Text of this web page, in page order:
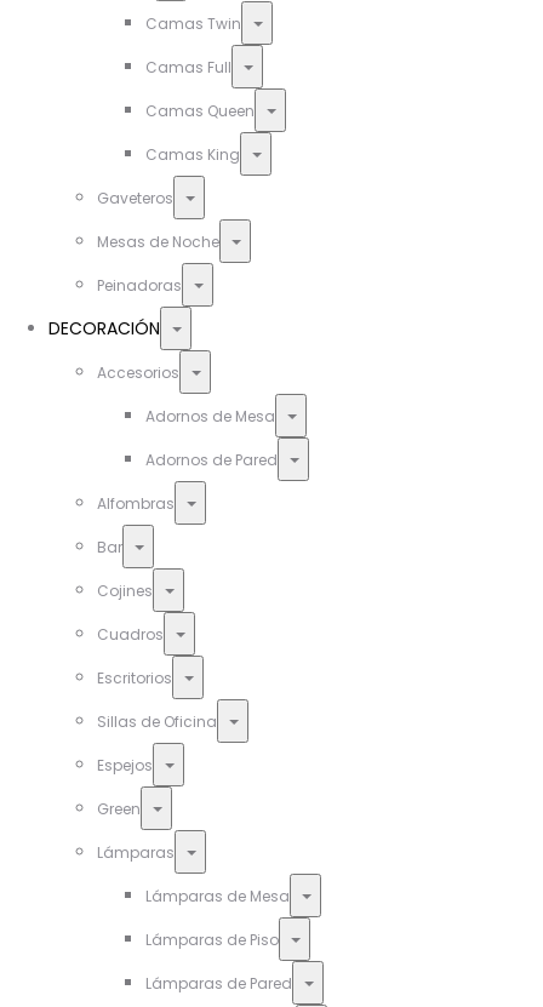
Camas Twin Toggle
Camas Full Toggle
Camas Queen Toggle
Camas King Toggle
Gaveteros Toggle
Mesas de Noche Toggle
Peinadoras
Toggle
DECORACIÓN
Toggle
Accesorios Toggle
Adornos de Mesa Toggle
Adornos de Pared Toggle
Alfombras Toggle
Bar Toggle
Cojines Toggle
Cuadros Toggle
Escritorios Toggle
Sillas de Oficina Toggle
Espejos Toggle
Green Toggle
Lámparas Toggle
Lámparas de Mesa Toggle
Lámparas de Piso Toggle
Lámparas de Pared Toggle